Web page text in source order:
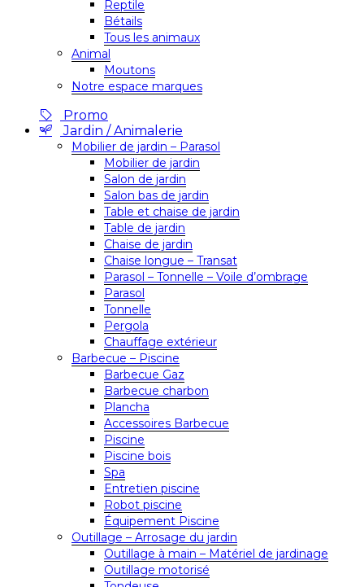
Reptile
Bétails
Tous les animaux
Animal
Moutons
Notre espace marques
Promo
Jardin / Animalerie
Mobilier de jardin – Parasol
Mobilier de jardin
Salon de jardin
Salon bas de jardin
Table et chaise de jardin
Table de jardin
Chaise de jardin
Chaise longue – Transat
Parasol – Tonnelle – Voile d’ombrage
Parasol
Tonnelle
Pergola
Chauffage extérieur
Barbecue – Piscine
Barbecue Gaz
Barbecue charbon
Plancha
Accessoires Barbecue
Piscine
Piscine bois
Spa
Entretien piscine
Robot piscine
Équipement Piscine
Outillage – Arrosage du jardin
Outillage à main – Matériel de jardinage
Outillage motorisé